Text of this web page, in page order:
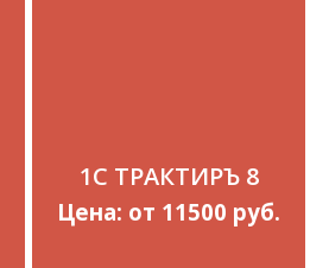
1С ТРАКТИРЪ 8
Цена: от 11500 руб.